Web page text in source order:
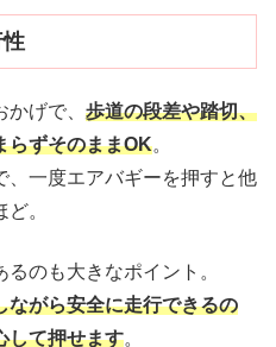
げで、 歩道の段差や踏切、
らずそのままOK。
、一度エアバギーを押すと他
。
のも大きなポイント。
ながら安全に走行できるの
して押せます。